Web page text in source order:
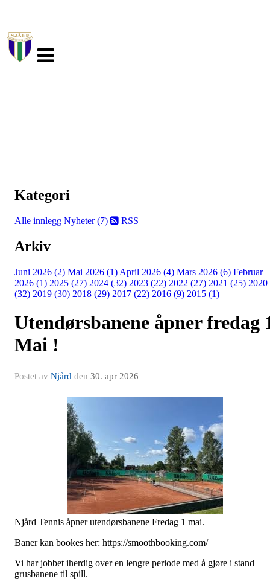
navigasjon
Kategori
Alle innlegg Nyheter (7) RSS
Arkiv
Juni 2026 (2) Mai 2026 (1) April 2026 (4) Mars 2026 (6) Februar
2026 (1) 2025 (27) 2024 (32) 2023 (22) 2022 (27) 2021 (25) 2020
(32) 2019 (30) 2018 (29) 2017 (22) 2016 (9) 2015 (1)
Utendørsbanene åpner fredag
Mai !
Postet av Njård den 30. apr 2026
Njård Tennis åpner utendørsbanene Fredag 1 mai.
Baner kan bookes her: https://smoothbooking.com/
Vi har jobbet iherdig over en lengre periode med å gjøre i stand
grusbanene til spill.